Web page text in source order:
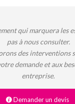
qui marquera les
pas à nous consulter.
des interventions
demande et aux
entreprise.
Demander un devis